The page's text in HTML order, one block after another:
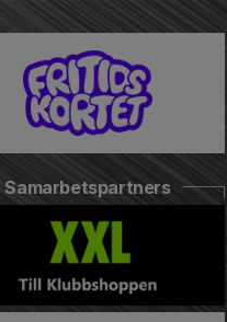
Samarbetspartners